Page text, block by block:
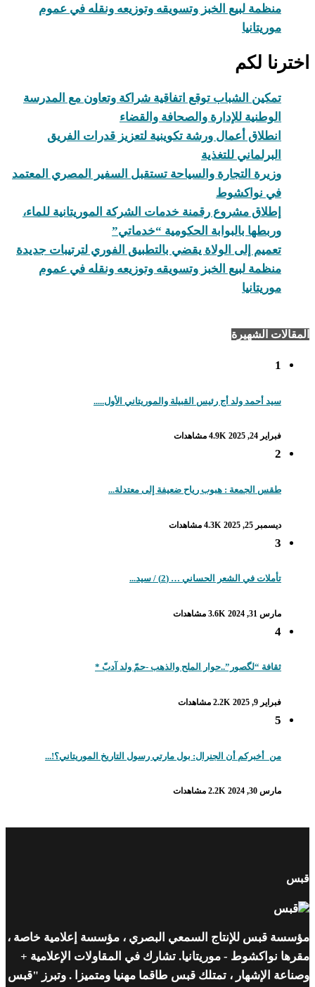
منظمة لبيع الخبز وتسويقه وتوزيعه ونقله في عموم
موريتانيا
اخترنا لكم
تمكين الشباب توقع اتفاقية شراكة وتعاون مع المدرسة
الوطنية للإدارة والصحافة والقضاء
انطلاق أعمال ورشة تكوينية لتعزيز قدرات الفريق
البرلماني للتغذية
وزيرة التجارة والسياحة تستقبل السفير المصري المعتمد
في نواكشوط
إطلاق مشروع رقمنة خدمات الشركة الموريتانية للماء،
وربطها بالبوابة الحكومية “خدماتي”
تعميم إلى الولاة يقضي بالتطبيق الفوري لترتيبات جديدة
منظمة لبيع الخبز وتسويقه وتوزيعه ونقله في عموم
موريتانيا
المقالات الشهيرة
1
سيد أحمد ولد أج رئيس القبيلة والموريتاني الأول.....
فبراير 24, 2025 4.9K مشاهدات
2
طقس الجمعة : هبوب رياح ضعيفة إلى معتدلة...
ديسمبر 25, 2025 4.3K مشاهدات
3
تأملات في الشعر الحساني … (2) / سيد...
مارس 31, 2024 3.6K مشاهدات
4
ثقافة “لگصور”..حوار الملح والذهب -حمّ ولد آدبّ *
فبراير 9, 2025 2.2K مشاهدات
5
من_أخبركم أن الجنرال: بول مارتي رسول التاريخ الموريتاني؟!...
مارس 30, 2024 2.2K مشاهدات
قبس
مؤسسة قبس للإنتاج السمعي البصري ، مؤسسة إعلامية خاصة ،
مقرها نواكشوط - موريتانيا. تشارك في المقاولات الإعلامية +
وصناعة الإشهار ، تمتلك قبس طاقما مهنيا ومتميزا . وتبرز "قبس